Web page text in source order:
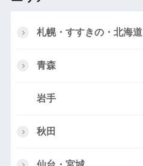
札幌・すすきの・北海道
青森
岩手
秋田